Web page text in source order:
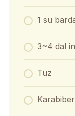
1 su
3~4 dal
Tuz
Karabiber